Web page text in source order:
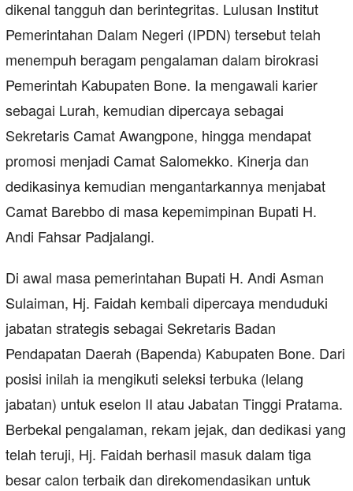
dikenal tangguh dan berintegritas. Lulusan Institut
Pemerintahan Dalam Negeri (IPDN) tersebut telah
menempuh beragam pengalaman dalam birokrasi
Pemerintah Kabupaten Bone. Ia mengawali karier
sebagai Lurah, kemudian dipercaya sebagai
Sekretaris Camat Awangpone, hingga mendapat
promosi menjadi Camat Salomekko. Kinerja dan
dedikasinya kemudian mengantarkannya menjabat
Camat Barebbo di masa kepemimpinan Bupati H.
Andi Fahsar Padjalangi.
Di awal masa pemerintahan Bupati H. Andi Asman
Sulaiman, Hj. Faidah kembali dipercaya menduduki
jabatan strategis sebagai Sekretaris Badan
Pendapatan Daerah (Bapenda) Kabupaten Bone. Dari
posisi inilah ia mengikuti seleksi terbuka (lelang
jabatan) untuk eselon II atau Jabatan Tinggi Pratama.
Berbekal pengalaman, rekam jejak, dan dedikasi yang
telah teruji, Hj. Faidah berhasil masuk dalam tiga
besar calon terbaik dan direkomendasikan untuk